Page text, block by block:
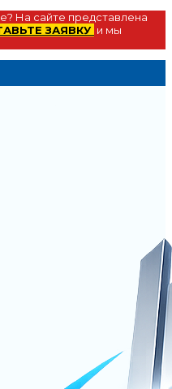
На сайте представлена
ЗАЯВКУ и мы